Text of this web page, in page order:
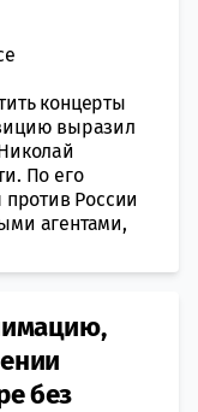
концерты
выразил
По его
против России
агентами,
без